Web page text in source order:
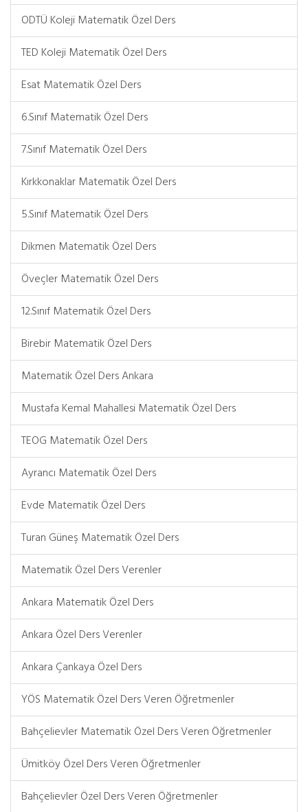
ODTÜ Koleji Matematik Özel Ders
TED Koleji Matematik Özel Ders
Esat Matematik Özel Ders
6.Sınıf Matematik Özel Ders
7.Sınıf Matematik Özel Ders
Kırkkonaklar Matematik Özel Ders
5.Sınıf Matematik Özel Ders
Dikmen Matematik Özel Ders
Öveçler Matematik Özel Ders
12.Sınıf Matematik Özel Ders
Birebir Matematik Özel Ders
Matematik Özel Ders Ankara
Mustafa Kemal Mahallesi Matematik Özel Ders
TEOG Matematik Özel Ders
Ayrancı Matematik Özel Ders
Evde Matematik Özel Ders
Turan Güneş Matematik Özel Ders
Matematik Özel Ders Verenler
Ankara Matematik Özel Ders
Ankara Özel Ders Verenler
Ankara Çankaya Özel Ders
YÖS Matematik Özel Ders Veren Öğretmenler
Bahçelievler Matematik Özel Ders Veren Öğretmenler
Ümitköy Özel Ders Veren Öğretmenler
Bahçelievler Özel Ders Veren Öğretmenler